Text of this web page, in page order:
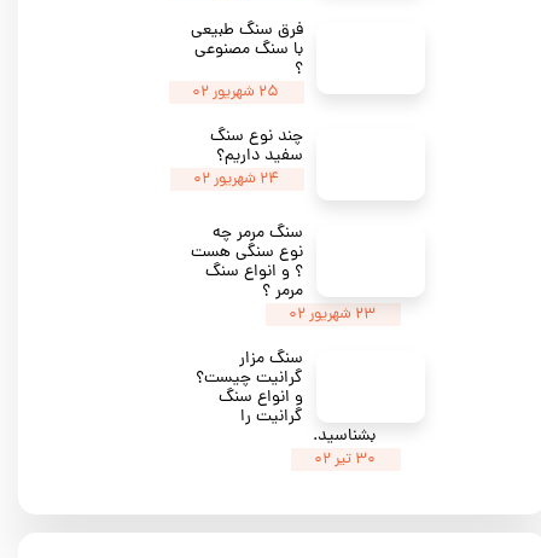
فرق سنگ طبیعی
با سنگ مصنوعی
؟
۲۵ شهریور ۰۲
چند نوع سنگ
سفید داریم؟
۲۴ شهریور ۰۲
سنگ مرمر چه
نوع سنگی هست
؟ و انواع سنگ
مرمر ؟
۲۳ شهریور ۰۲
سنگ مزار
گرانیت چیست؟
و انواع سنگ
گرانیت را
بشناسید.
۳۰ تیر ۰۲